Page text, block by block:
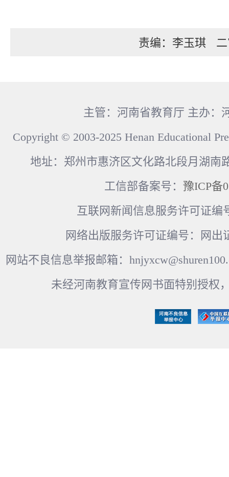
责编：李玉琪
主管：河南省教育厅 主办：
Copyright © 2003-2025 Henan Educational
地址：郑州市惠济区文化路北段月湖南
工信部备案号： 豫ICP备
互联网新闻信息服务许可证编
网络出版服务许可证编号：网出
网站不良信息举报邮箱：
未经河南教育宣传网书面特别授权